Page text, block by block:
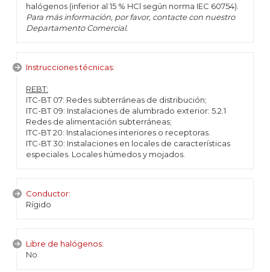
halógenos (inferior al 15 % HCl según norma IEC 60754).
Para más información, por favor, contacte con nuestro
Departamento Comercial.
Instrucciones técnicas:
REBT:
ITC-BT 07: Redes subterráneas de distribución;
ITC-BT 09: Instalaciones de alumbrado exterior: 5.2.1
Redes de alimentación subterráneas;
ITC-BT 20: Instalaciones interiores o receptoras.
ITC-BT 30: Instalaciones en locales de características
especiales. Locales húmedos y mojados.
Conductor:
Rígido
Libre de halógenos:
No